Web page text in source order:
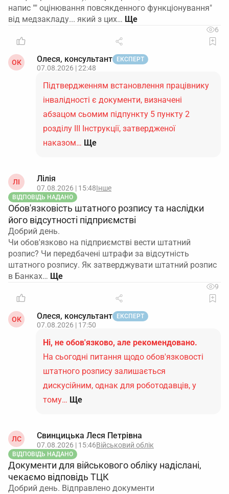
напис "" оцінювання повсякденного функціонування"
від медзакладу... який з цих…
6
ОК Олеся, консультант ЕКСПЕРТ
07.08.2026 | 22:48
Підтвердженням встановлення працівнику
інвалідності є документи, визначені
абзацом сьомим підпункту 5 пункту 2
розділу ІІІ Інструкції, затвердженої
наказом… Ще
ЛІ Лілія
07.08.2026 | 15:48Інше
ВІДПОВІДЬ НАДАНО
Обов'язковість штатного розпису та наслідки
його відсутності підприємстві
Добрий день.
Чи обов'язково на підприємстві вести штатний
розпис? Чи передбачені штрафи за відсутність
штатного розпису. Як затверджувати штатний розпис
в Банках…
9
ОК Олеся, консультант ЕКСПЕРТ
07.08.2026 | 17:50
Ні, не обов'язково, але рекомендовано.
На сьогодні питання щодо обов'язковості
штатного розпису залишається
дискусійним, однак для роботодавців, у
тому… Ще
ЛС Свинцицька Леся Петрівна
07.08.2026 | 15:46Військовий облік
ВІДПОВІДЬ НАДАНО
Документи для військового обліку надіслані,
чекаємо відповідь ТЦК
Добрий день. Відправлено документи